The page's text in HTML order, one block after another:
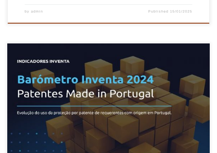
by admin Published 15/01/2025
A Universidade do Minho é a instituição nacional com mais pedidos de “famílias de
patentes”, segundo o “Barómetro Inventa 2024 – Patentes Made in Portugal”, que acaba de
ser divulgado pela consultora Inventa International. Os 29 registos desta academia incluem
inovações nas áreas de medicina, biotecnologia, condução autónoma, fabricação, produção